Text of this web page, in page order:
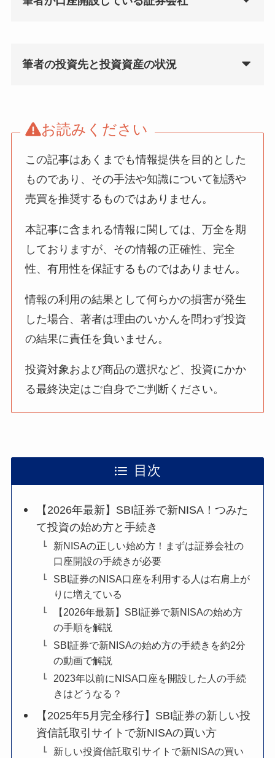
筆者の投資先と投資資産の状況
お読みください
この記事はあくまでも情報提供を目的とした
ものであり、その手法や知識について勧誘や
売買を推奨するものではありません。
本記事に含まれる情報に関しては、万全を期
しておりますが、その情報の正確性、完全
性、有用性を保証するものではありません。
情報の利用の結果として何らかの損害が発生
した場合、著者は理由のいかんを問わず投資
の結果に責任を負いません。
投資対象および商品の選択など、投資にかか
る最終決定はご自身でご判断ください。
目次
【2026年最新】SBI証券で新NISA！つみた
て投資の始め方と手続き
新NISAの正しい始め方！まずは証券会社の
口座開設の手続きが必要
SBI証券のNISA口座を利用する人は右肩上が
りに増えている
【2026年最新】SBI証券で新NISAの始め方
の手順を解説
SBI証券で新NISAの始め方の手続きを約2分
の動画で解説
2023年以前にNISA口座を開設した人の手続
きはどうなる？
【2025年5月完全移行】SBI証券の新しい投
資信託取引サイトで新NISAの買い方
新しい投資信託取引サイトで新NISAの買い